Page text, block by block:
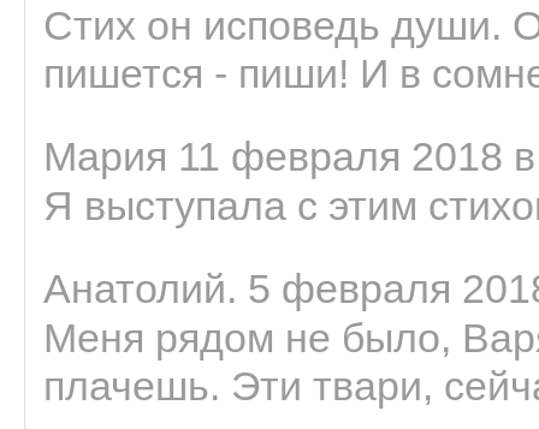
Стих он исповедь души.
пишется - пиши! И в
Мария 11 февраля 2018
Я выступала с этим
Анатолий. 5 февраля
Меня рядом не было,
плачешь. Эти твари,